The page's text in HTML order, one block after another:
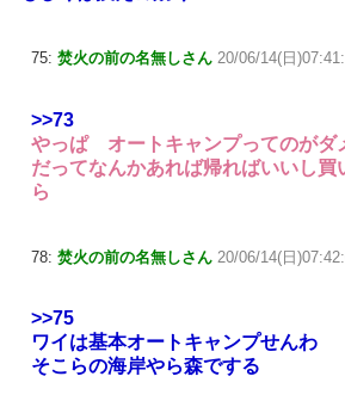
75: 焚火の前の名無しさん 20/06/14(日
>>73
やっぱ オートキャンプってのがダ
だってなんかあれば帰ればいいし買
ら
78: 焚火の前の名無しさん 20/06/14(日
>>75
ワイは基本オートキャンプせんわ
そこらの海岸やら森でする